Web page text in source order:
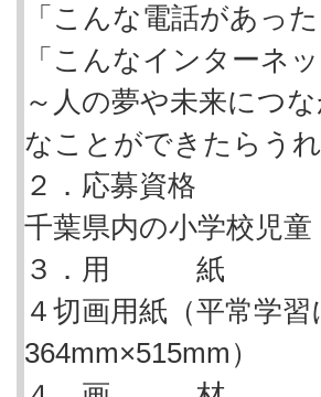
「こんな電話があっ
「こんなインターネ
～人の夢や未来につ
なことができたらう
２．応募資格
千葉県内の小学校児童
３．用 紙
４切画用紙（平常学
364mm×515mm）